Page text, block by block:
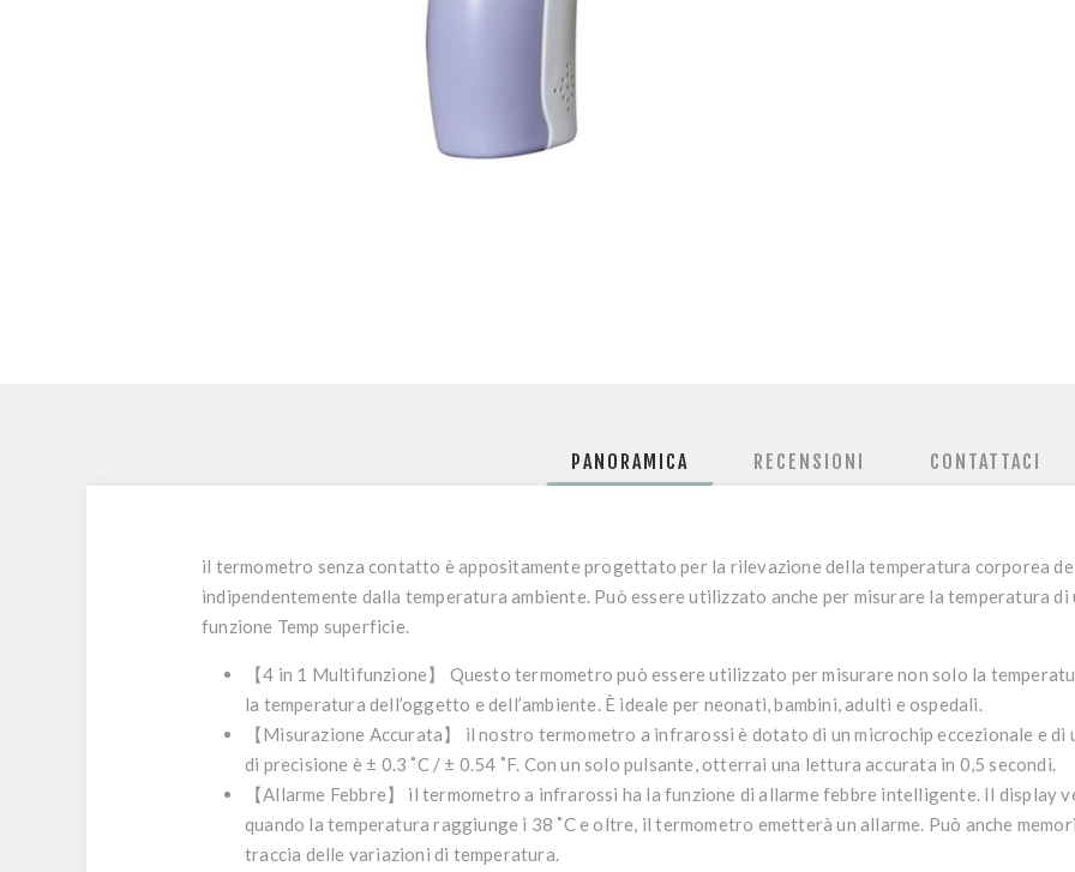
PANORAMICA RECENSIONI CONTATTACI
il termometro senza contatto è appositamente progettato per la rilevazione della temperatura corporea
indipendentemente dalla temperatura ambiente. Può essere utilizzato anche per misurare la temperatura
funzione Temp superficie.
【4 in 1 Multifunzione】 Questo termometro può essere utilizzato per misurare non solo la
la temperatura dell’oggetto e dell’ambiente. È ideale per neonati, bambini, adulti e ospedali.
【Misurazione Accurata】 il nostro termometro a infrarossi è dotato di un microchip eccezionale e di
di precisione è ± 0.3 ˚C / ± 0.54 ˚F. Con un solo pulsante, otterrai una lettura accurata in 0,5 secondi.
【Allarme Febbre】 il termometro a infrarossi ha la funzione diallarme febbre intelligente. Il display
quando la temperatura raggiunge i 38 ˚C e oltre, il termometro emetterà un allarme. Può anche
traccia delle variazioni di temperatura.